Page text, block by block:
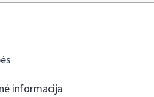
informacija